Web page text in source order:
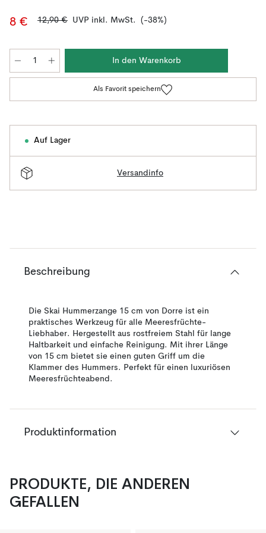
8 € 12,90 € UVP inkl. MwSt. (-38%)
In den Warenkorb
Als Favorit speichern
Auf Lager
Versandinfo
Beschreibung
Die Skai Hummerzange 15 cm von Dorre ist ein
praktisches Werkzeug für alle Meeresfrüchte-
Liebhaber. Hergestellt aus rostfreiem Stahl für lange
Haltbarkeit und einfache Reinigung. Mit ihrer Länge
von 15 cm bietet sie einen guten Griff um die
Klammer des Hummers. Perfekt für einen luxuriösen
Meeresfrüchteabend.
Produktinformation
PRODUKTE, DIE ANDEREN
GEFALLEN